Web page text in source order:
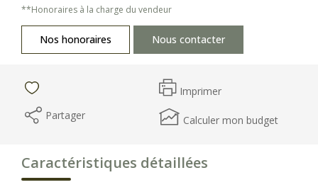
**Honoraires à la charge du vendeur
Nos honoraires Nous contacter
Imprimer
Partager
Calculer mon budget
Caractéristiques détaillées